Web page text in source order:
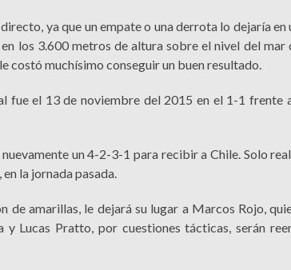
ya que un empate o una derrota lo dejaría en
los 3.600 metros de altura sobre el nivel del mar
costó muchísimo conseguir un buen resultado.
fue el 13 de noviembre del 2015 en el 1-1 frente
un 4-2-3-1 para recibir a Chile. Solo
la jornada pasada.
de amarillas, le dejará su lugar a Marcos Rojo,
Lucas Pratto, por cuestiones tácticas, serán